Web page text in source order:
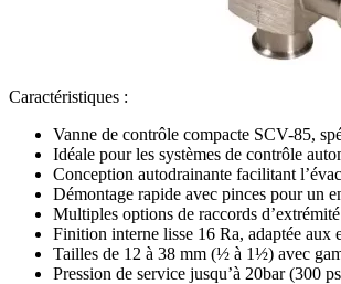
Caractéristiques :
Vanne de contrôle compacte SCV-85,
Idéale pour les systèmes de contrôle
Conception autodrainante facilitant
Démontage rapide avec pinces pour un
Multiples options de raccords
Finition interne lisse 16 Ra, adaptée aux
Tailles de 12 à 38 mm (½ à 1½) avec
Pression de service jusqu’à 20bar (300